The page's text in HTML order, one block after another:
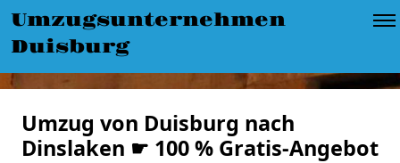
Umzugsunternehmen
Duisburg
Umzug von Duisburg nach
Dinslaken ☛ 100 % Gratis-Angebot